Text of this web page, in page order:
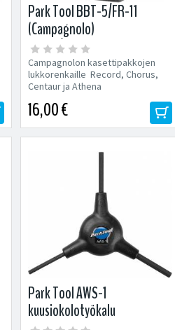
Park Tool BBT-5/FR-11
(Campagnolo)
keskiö/kasettityökalu
Campagnolon kasettipakkojen
lukkorenkaille Record, Chorus,
Centaur ja Athena
16,00 €
Park Tool AWS-1
kuusiokolotyökalu